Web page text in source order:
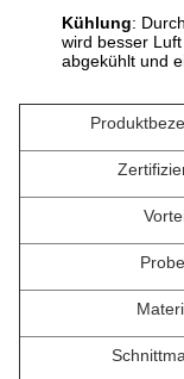
Kühlung:
wird besser
abgekühlt und